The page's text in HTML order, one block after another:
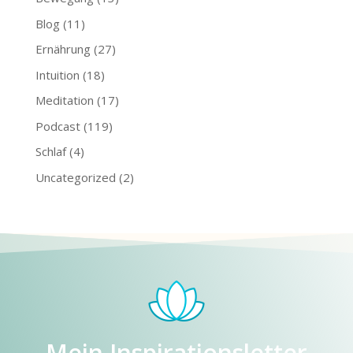
Blog (11)
Ernährung (27)
Intuition (18)
Meditation (17)
Podcast(119)
Schlaf(4)
Uncategorized (2)